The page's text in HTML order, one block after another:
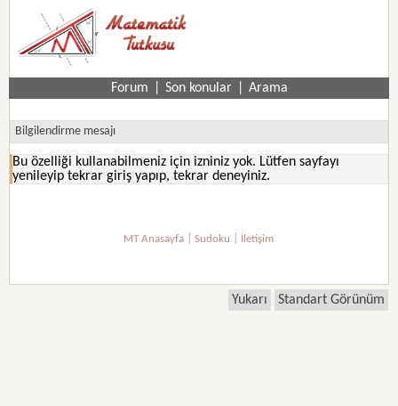
Forum Son konular Arama
Bilgilendirme mesajı
Bu özelliği kullanabilmeniz için izniniz yok. Lütfen sayfayı
yenileyip tekrar giriş yapıp, tekrar deneyiniz.
MT Anasayfa |Sudoku İletişim
Yukarı Standart Görünüm